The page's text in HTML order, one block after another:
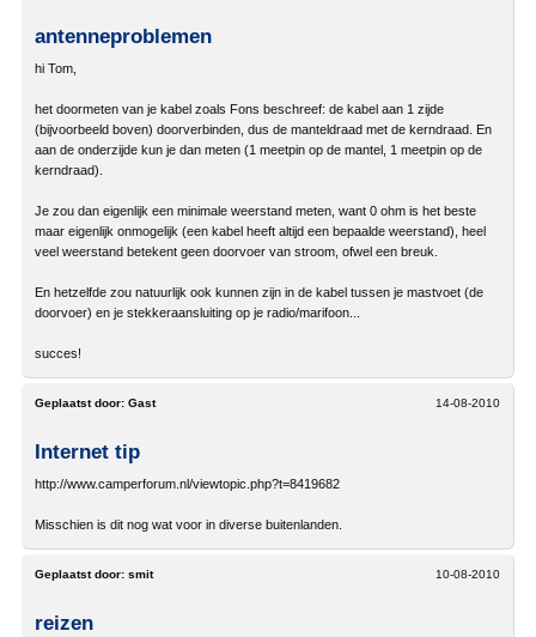
antenneproblemen
hi Tom,
het doormeten van je kabel zoals Fons beschreef: de kabel aan 1 zijde
(bijvoorbeeld boven) doorverbinden, dus de manteldraad met de kerndraad. En
aan de onderzijde kun je dan meten (1 meetpin op de mantel, 1 meetpin op de
kerndraad).
Je zou dan eigenlijk een minimale weerstand meten, want 0 ohm is het beste
maar eigenlijk onmogelijk (een kabel heeft altijd een bepaalde weerstand), heel
veel weerstand betekent geen doorvoer van stroom, ofwel een breuk.
En hetzelfde zou natuurlijk ook kunnen zijn in de kabel tussen je mastvoet (de
doorvoer) en je stekkeraansluiting op je radio/marifoon...
succes!
14-08-2010
Geplaatst door: Gast
Internet tip
http://www.camperforum.nl/viewtopic.php?t=8419682
Misschien is dit nog wat voor in diverse buitenlanden.
10-08-2010
Geplaatst door: smit
reizen